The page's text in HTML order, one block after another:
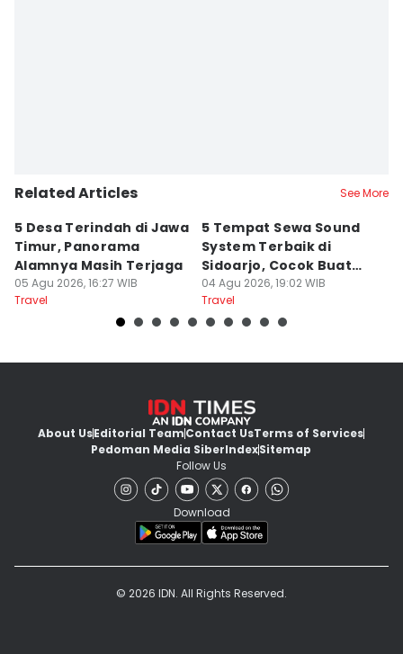
Related Articles See More
5 Desa Terindah di Jawa
Timur, Panorama
Alamnya Masih Terjaga
05 Agu 2026, 16:27 WIB
Travel
5 Tempat Sewa Sound
System Terbaik di
Sidoarjo, Cocok Buat
Agustusan
04 Agu 2026, 19:02 WIB
Travel
About UsEditorial TeamContact UsTerms of Services
Pedoman Media SiberIndexSitemap
Follow Us
Download
© 2026 IDN. All Rights Reserved.